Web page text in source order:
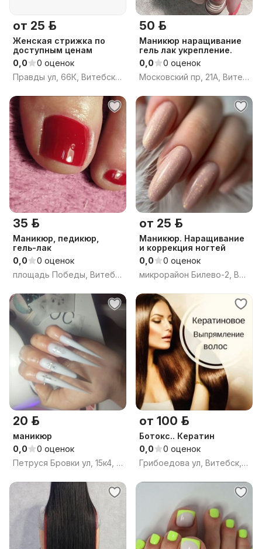
от 25 р.
Женская стрижка по
доступным ценам
0,0
0 оценок
Правды ул, 66К, Витебск, Витебская область
50 р.
Маникюр наращивание
гель лак укрепление.
0,0
0 оценок
Московский пр, 21А, Витебск, Витебская область
35 р.
Маникюр, педикюр,
гель-лак
0,0
0 оценок
площадь Победы, Витебск, Витебская область
от 25 р.
Маникюр. Наращивание
и коррекция ногтей
0,0
0 оценок
микрорайон Билево-2, Витебск, Витебская область
20 р.
маникюр
0,0
0 оценок
Петруся Бровки ул, 15к4, Витебск, Витебская область
от 100 р.
Ботокс.. Кератин
0,0
0 оценок
Грибоедова ул, Витебск, Витебская область